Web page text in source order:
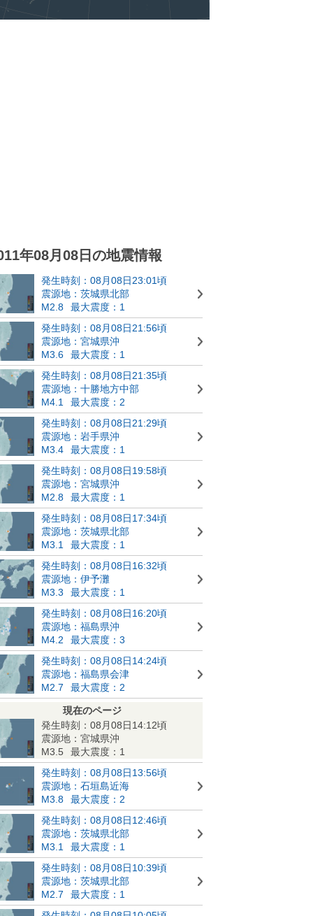
年08月08日の地震情報
発生時刻：08月08日23:01頃
震源地：茨城県北部
M2.8
最大震度：1
発生時刻：08月08日21:56頃
震源地：宮城県沖
M3.6
最大震度：1
発生時刻：08月08日21:35頃
震源地：十勝地方中部
M4.1
最大震度：2
発生時刻：08月08日21:29頃
震源地：岩手県沖
M3.4
最大震度：1
発生時刻：08月08日19:58頃
震源地：宮城県沖
M2.8
最大震度：1
発生時刻：08月08日17:34頃
震源地：茨城県北部
M3.1
最大震度：1
発生時刻：08月08日16:32頃
震源地：伊予灘
M3.3
最大震度：1
発生時刻：08月08日16:20頃
震源地：福島県沖
M4.2
最大震度：3
発生時刻：08月08日14:24頃
震源地：福島県会津
M2.7
最大震度：2
現在のページ
発生時刻：08月08日14:12頃
震源地：宮城県沖
M3.5
最大震度：1
発生時刻：08月08日13:56頃
震源地：石垣島近海
M3.8
最大震度：2
発生時刻：08月08日12:46頃
震源地：茨城県北部
M3.1
最大震度：1
発生時刻：08月08日10:39頃
震源地：茨城県北部
M2.7
最大震度：1